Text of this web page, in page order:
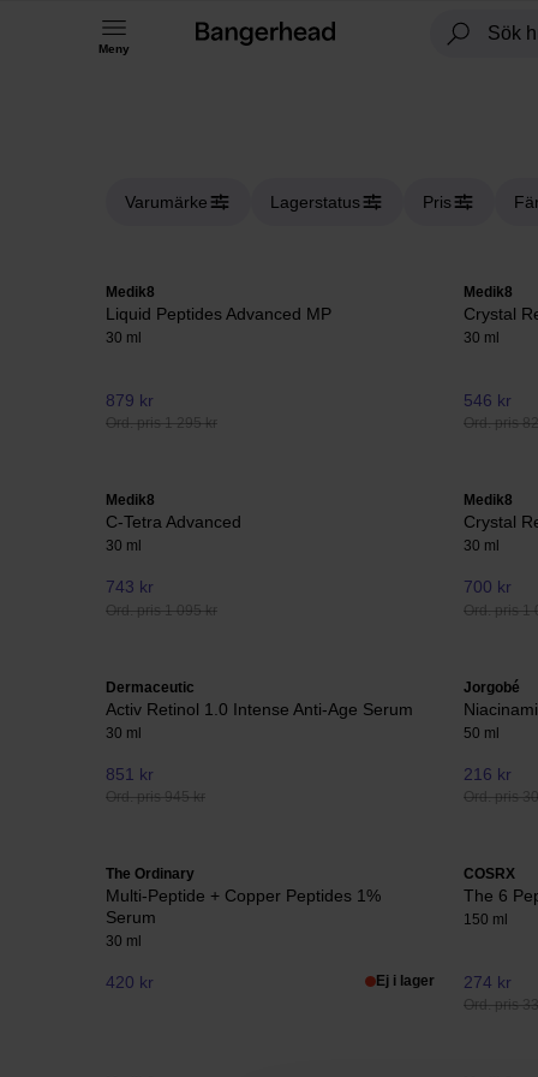
Meny
Varumärke Lagerstatus Pris
Medik8
Liquid Peptides Advanced MP
30 ml
879 kr
Ord. pris 1 295 kr
Medik8
Crystal
30 ml
546 kr
Ord. pris
Medik8
C-Tetra Advanced
30 ml
743 kr
Ord. pris 1 095 kr
Medik8
Crystal
30 ml
700 kr
Ord. pris 1
Dermaceutic
Activ Retinol 1.0 Intense Anti-Age Serum
30 ml
851 kr
Ord. pris 945 kr
Jorgobé
50 ml
216 kr
Ord. pris
The Ordinary
Multi-Peptide + Copper Peptides 1%
Serum
30 ml
420 kr Ej i lager
COSRX
The 6
150 ml
274 kr
Ord. pris